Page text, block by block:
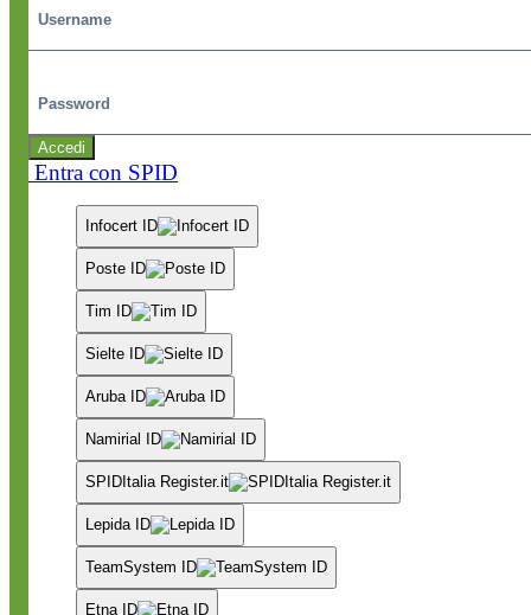
Accedi
Entra con SPID
Infocert ID
Poste ID
Tim ID
Sielte ID
Aruba ID
Namirial ID
SPIDItalia Register.it
Lepida ID
TeamSystem ID
Etna ID